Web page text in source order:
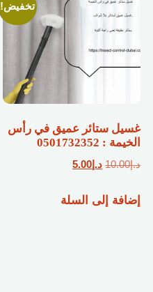
تخفيض!
غسيل ستائر عميق في رأس
الخيمة : 0501732352
د.إ10.00 السعر
هو:
د.إ 5.00السعر
هو:
إضافة إلى السلة